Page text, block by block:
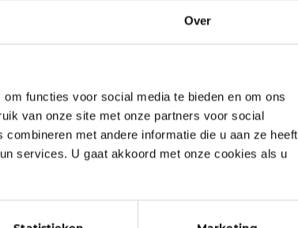
Over
functies voor social media te bieden en om ons
van onze site met onze partners voor social
met andere informatie die u aan ze heeft
services. U gaat akkoord met onze cookies als u
simpelweg
een
doen waar je
echt